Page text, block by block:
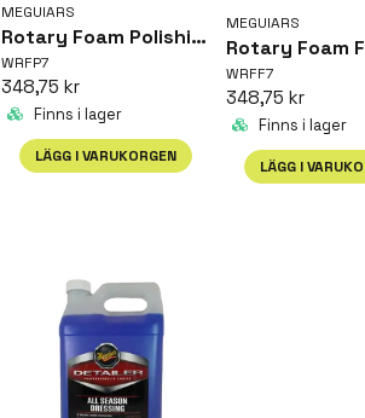
MEGUIARS
Rotary Foam Polishing Pad 7"
WRFP7
348,75 kr
Finns i lager
LÄGG I VARUKORGEN
MEGUIARS
WRFF7
348,75 kr
Finns i lager
LÄGG I